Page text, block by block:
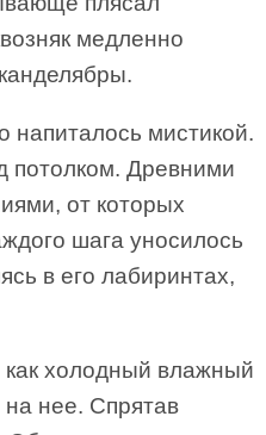
медленно
напиталось мистикой.
потолком. Древними
от которых
шага уносилось
в его лабиринтах,
холодный влажный
на нее. Спрятав